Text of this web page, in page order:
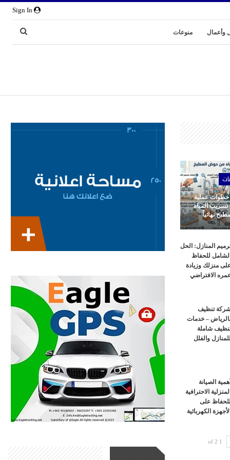
وأعمال منوعات
خطوات عملية
المياه
نهائياً
المنازل: الحل
الشامل للحفاظ
منزلك وزيادة
الافتراضي
تنظيف
– خدمات
شاملة
للمنازل والفلل
أهمية الصيانة
المنزلية الاحترافية
للحفاظ على
الأجهزة الكهربائية
1 of 2